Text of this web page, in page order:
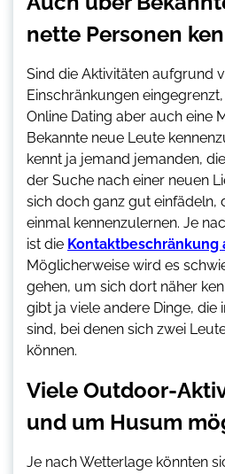
nette Personen
Sind die Aktivitäten aufgrund
Einschränkungen
Online Dating aber auch eine
Bekannte neue Leute
kennt ja jemand jemanden,
der Suche nach einer neuen
sich doch ganz gut einfädeln,
einmal kennenzulernen. Je
ist die Kontaktbeschränkung
Möglicherweise wird es
gehen, um sich dort näher
gibt ja viele andere Dinge,
sind, bei denen sich zwei
können.
Viele Outdoor-
und um Husum
Je nach Wetterlage könnten